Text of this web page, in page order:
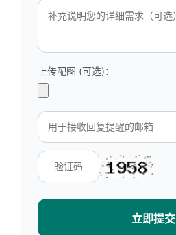
上传配图 (可选)：
立即提交